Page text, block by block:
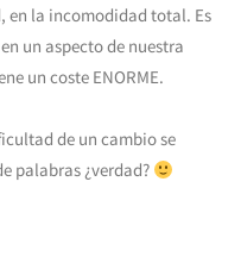
en la incomodidad total. Es
un aspecto de nuestra
un coste ENORME.
de un cambio se
palabras ¿verdad?